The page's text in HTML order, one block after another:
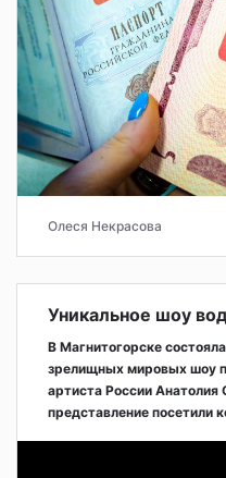
Олеся Некрасова
Уникальное шоу
В Магнитогорске
зрелищных мировых шоу
артиста России
представление посетили